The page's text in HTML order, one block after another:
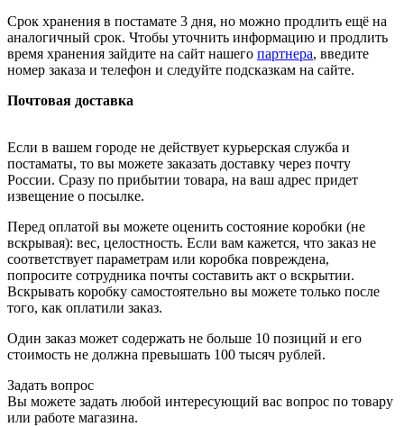
Срок хранения в постамате 3 дня, но можно продлить ещё на
аналогичный срок. Чтобы уточнить информацию и продлить
время хранения зайдите на сайт нашего партнера, введите
номер заказа и телефон и следуйте подсказкам на сайте.
Почтовая доставка
Если в вашем городе не действует курьерская служба и
постаматы, то вы можете заказать доставку через почту
России. Сразу по прибытии товара, на ваш адрес придет
извещение о посылке.
Перед оплатой вы можете оценить состояние коробки (не
вскрывая): вес, целостность. Если вам кажется, что заказ не
соответствует параметрам или коробка повреждена,
попросите сотрудника почты составить акт о вскрытии.
Вскрывать коробку самостоятельно вы можете только после
того, как оплатили заказ.
Один заказ может содержать не больше 10 позиций и его
стоимость не должна превышать 100 тысяч рублей.
Задать вопрос
Вы можете задать любой интересующий вас вопрос по товару
или работе магазина.